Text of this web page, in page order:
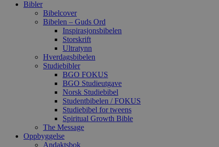
Bibler
Bibelcover
Bibelen – Guds Ord
Inspirasjonsbibelen
Storskrift
Ultratynn
Hverdagsbibelen
Studiebibler
BGO FOKUS
BGO Studieutgave
Norsk Studiebibel
Studentbibelen / FOKUS
Studiebibel for tweens
Spiritual Growth Bible
The Message
Oppbyggelse
Andaktsbok